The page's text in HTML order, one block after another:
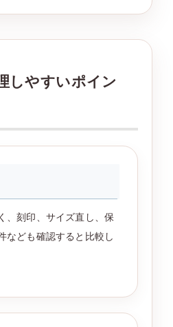
しやすいポイン
、刻印、サイズ直し、保
なども確認すると比較し